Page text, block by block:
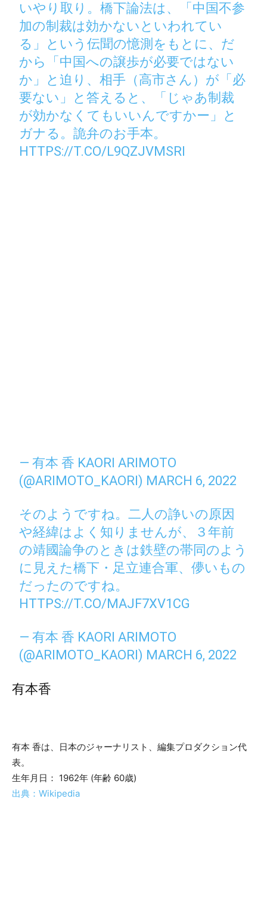
いやり取り。橋下論法は、「中国不参
加の制裁は効かないといわれてい
る」という伝聞の憶測をもとに、だ
から「中国への譲歩が必要ではない
か」と迫り、相手（高市さん）が「必
要ない」と答えると、「じゃあ制裁
が効かなくてもいいんですかー」と
ガナる。詭弁のお手本。
HTTPS://T.CO/L9QZJVMSRI
— 有本 香 KAORI ARIMOTO
(@ARIMOTO_KAORI) MARCH 6, 2022
そのようですね。二人の諍いの原因
や経緯はよく知りませんが、３年前
の靖國論争のときは鉄壁の帯同のよう
に見えた橋下・足立連合軍、儚いもの
だったのですね。
HTTPS://T.CO/MAJF7XV1CG
— 有本 香 KAORI ARIMOTO
(@ARIMOTO_KAORI) MARCH 6, 2022
有本香
有本 香は、日本のジャーナリスト、編集プロダクション代
表。
生年月日： 1962年 (年齢 60歳)
出典：Wikipedia